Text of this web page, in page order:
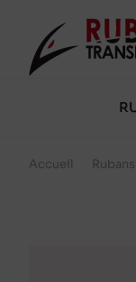
Accueil Rubans